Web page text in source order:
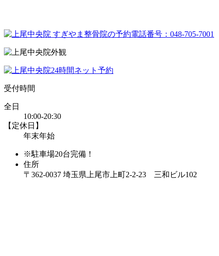
受付時間
全日
10:00-20:30
【定休日】
年末年始
※駐車場20台完備！
住所
〒362-0037 埼玉県上尾市上町2-2-23 三和ビル102